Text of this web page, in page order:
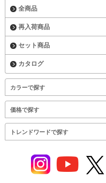
全商品
再入荷商品
セット商品
カタログ
カラーで探す
価格で探す
トレンドワードで探す